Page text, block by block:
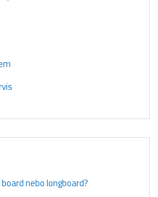
nebo longboard?